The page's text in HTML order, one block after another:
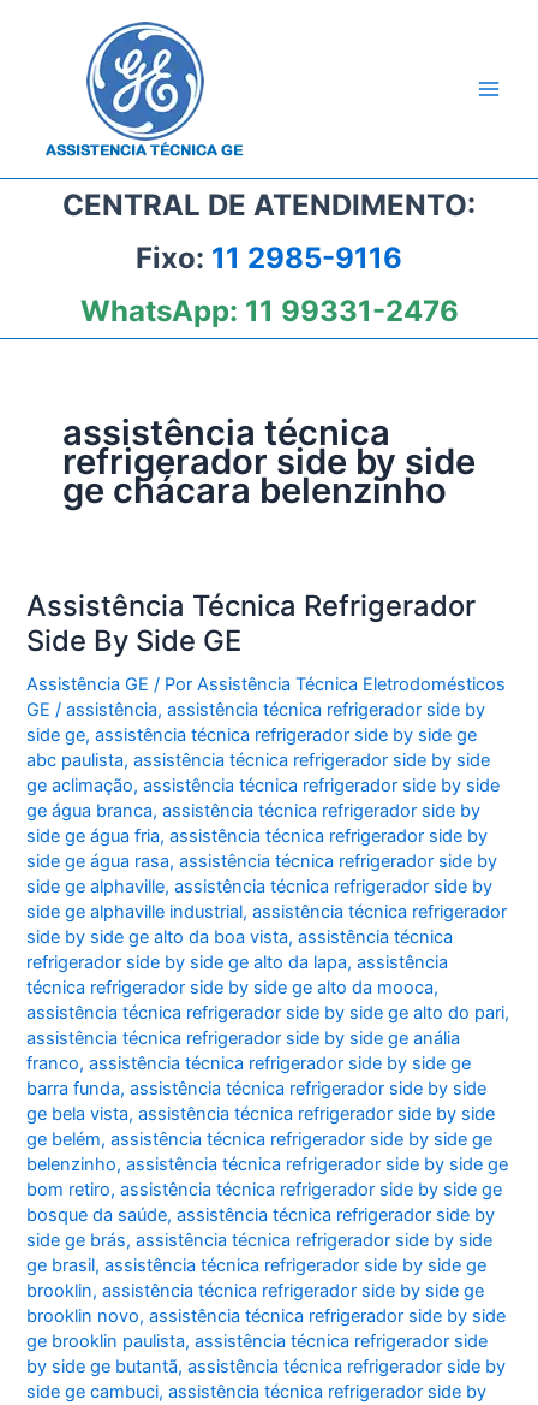
CENTRAL DE ATENDIMENTO:
Fixo: 11 2985-9116
WhatsApp: 11 99331-2476
assistência técnica
refrigerador side by side
ge chácara belenzinho
Assistência Técnica Refrigerador
Side By Side GE
Assistência GE / PorAssistência Técnica Eletrodomésticos
GE/assistência,assistência técnica refrigerador side by
side ge,assistência técnica refrigerador side by side ge
abc paulista,assistência técnica refrigerador side by side
ge aclimação,assistência técnica refrigerador side by side
ge água branca,assistência técnica refrigerador side by
side ge água fria,assistência técnica refrigerador side by
side ge água rasa,assistência técnica refrigerador side by
side ge alphaville,assistência técnica refrigerador side by
side ge alphaville industrial,assistência técnica refrigerador
side by side ge alto da boa vista,assistência técnica
refrigerador side by side ge alto da lapa,assistência
técnica refrigerador side by side ge alto da mooca,
assistência técnica refrigerador side by side ge alto do pari,
assistência técnica refrigerador side by side ge anália
franco,assistência técnica refrigerador side by side ge
barra funda,assistência técnica refrigerador side by side
ge bela vista,assistência técnica refrigerador side by side
ge belém,assistência técnica refrigerador side by side ge
belenzinho,assistência técnica refrigerador side by side ge
bom retiro,assistência técnica refrigerador side by side ge
bosque da saúde,assistência técnica refrigerador side by
side ge brás,assistência técnica refrigerador side by side
ge brasil,assistência técnica refrigerador side by side ge
brooklin,assistência técnica refrigerador side by side ge
brooklin novo,assistência técnica refrigerador side by side
ge brooklin paulista,assistência técnica refrigerador side
by side ge butantã,assistência técnica refrigerador side by
side ge cambuci,assistência técnica refrigerador side by